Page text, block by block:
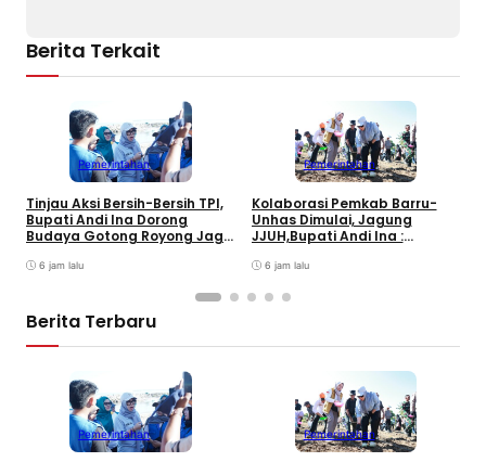
Berita Terkait
Pemerintahan
Tinjau Aksi Bersih-Bersih TPI,
Bupati Andi Ina Dorong
Budaya Gotong Royong Jaga
6 jam lalu
Pemerintahan
Kolaborasi Pemkab Barru-
Unhas Dimulai, Jagung
JJUH,Bupati Andi Ina :
Petani
6 jam lalu
Berita Terbaru
Pemerintahan Pemerintahan